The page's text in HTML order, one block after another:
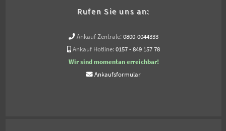
Rufen Sie uns an:
Ankauf Zentrale: 0800-0044333
Ankauf Hotline: 0157 - 849 157 78
Wir sind momentan erreichbar!
Ankaufsformular